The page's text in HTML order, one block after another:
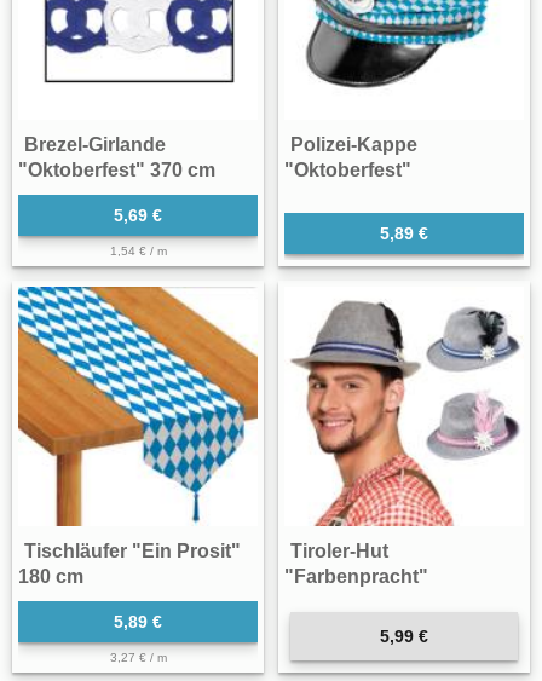
Brezel-Girlande
"Oktoberfest" 370 cm
5,69 €
1,54 € / m
Polizei-Kappe
"Oktoberfest"
5,89 €
Tischläufer "Ein Prosit"
180 cm
5,89 €
3,27 € / m
Tiroler-Hut
"Farbenpracht"
5,99 €